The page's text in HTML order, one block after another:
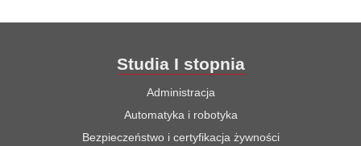
Studia I stopnia
Administracja
Automatyka i robotyka
Bezpieczeństwo i certyfikacja żywności